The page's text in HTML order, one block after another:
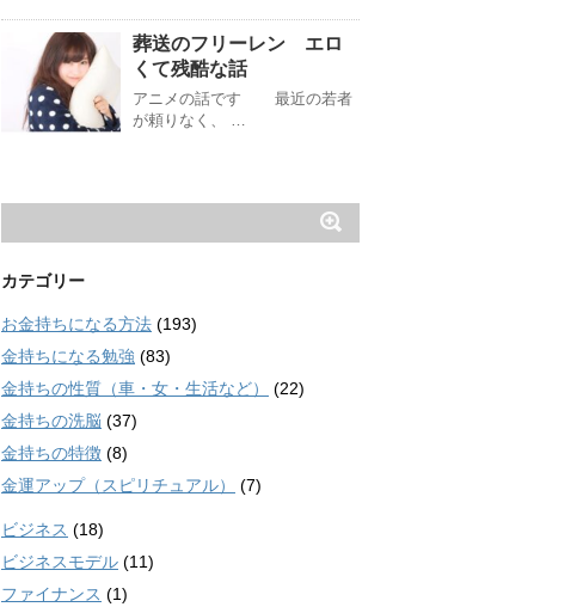
葬送のフリーレン エロ
くて残酷な話
アニメの話です 最近の若者
が頼りなく、 …
カテゴリー
お金持ちになる方法 (193)
金持ちになる勉強 (83)
金持ちの性質（車・女・生活など）
(22)
金持ちの洗脳 (37)
金持ちの特徴 (8)
金運アップ（スピリチュアル）
(7)
ビジネス (18)
ビジネスモデル (11)
ファイナンス (1)